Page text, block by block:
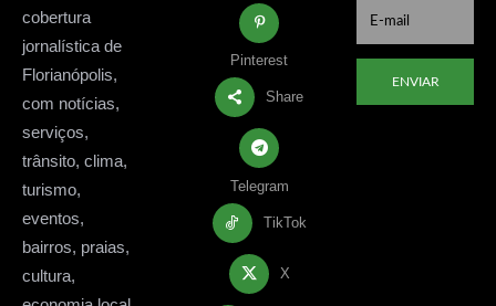
cobertura
jornalística de
Florianópolis,
com notícias,
serviços,
trânsito, clima,
turismo,
eventos,
bairros, praias,
cultura,
Pinterest
Share
Telegram
TikTok
X
ENVIAR